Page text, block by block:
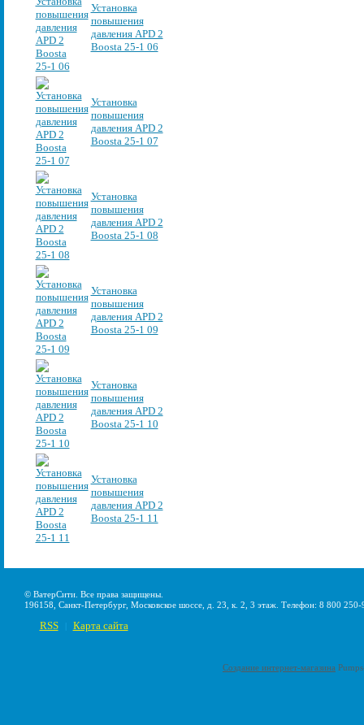
Установка
повышения
давления APD 2
Boosta 25-1 06
Установка
повышения
давления APD 2
Boosta 25-1 07
Установка
повышения
давления APD 2
Boosta 25-1 08
Установка
повышения
давления APD 2
Boosta 25-1 09
Установка
повышения
давления APD 2
Boosta 25-1 10
Установка
повышения
давления APD 2
Boosta 25-1 11
© ВатерСити. Все права защищены.
196158, Санкт-Петербург, Московское шоссе, д. 23, к. 2, 3 этаж. Телефон: 8 800
RSS Карта сайта
Создание интернет-магазина